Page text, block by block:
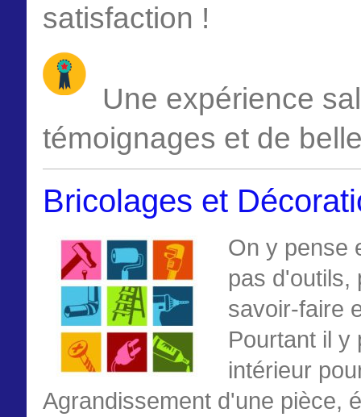
satisfaction !
Une expérience
témoignages et de
Bricolages et
On y pense
pas d'outils,
savoir-faire
Pourtant il y
intérieur
Agrandissement d'une pièce,